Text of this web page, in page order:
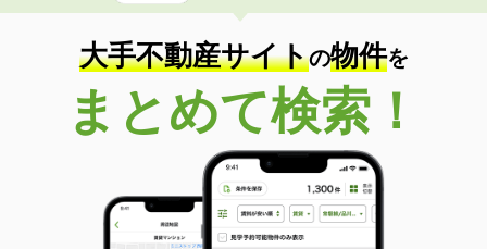
大手不動産サイトの物件を
まとめて検索！